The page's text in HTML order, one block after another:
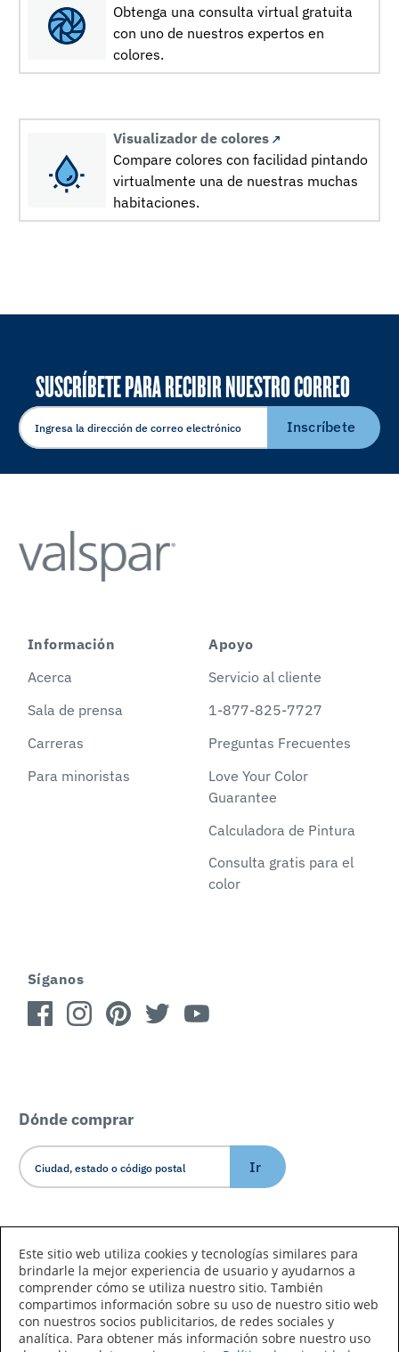
Obtenga una consulta virtual gratuita
con uno de nuestros expertos en
colores.
Visualizador de colores
Compare colores con facilidad pintando
virtualmente una de nuestras muchas
habitaciones.
SUSCRÍBETE PARA RECIBIR NUESTRO CORREO
ELECTRÓNICO
Inscríbete
Información
Acerca
Sala de prensa
Carreras
Para minoristas
Apoyo
Servicio al cliente
1-877-825-7727
Preguntas Frecuentes
Love Your Color
Guarantee
Calculadora de Pintura
Consulta gratis para el
color
Síganos
Dónde comprar
Ir
Este sitio web utiliza cookies y tecnologías similares para
brindarle la mejor experiencia de usuario y ayudarnos a
comprender cómo se utiliza nuestro sitio. También
compartimos información sobre su uso de nuestro sitio web
con nuestros socios publicitarios, de redes sociales y
analítica. Para obtener más información sobre nuestro uso